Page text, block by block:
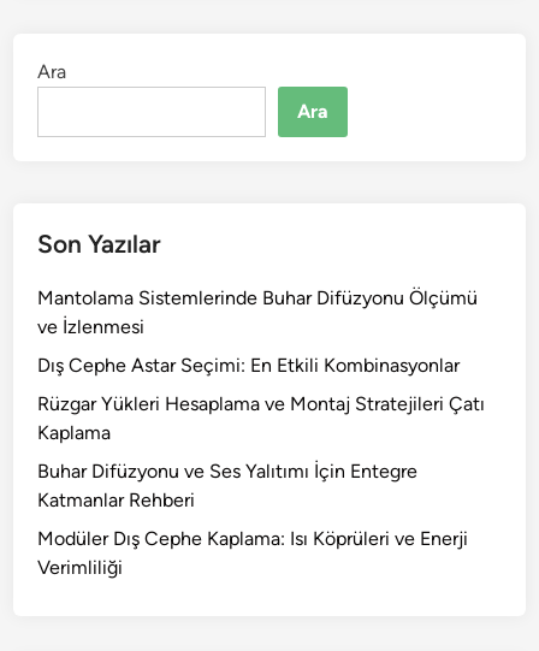
Ara
Ara
Son Yazılar
Mantolama Sistemlerinde Buhar Difüzyonu Ölçümü
ve İzlenmesi
Dış Cephe Astar Seçimi: En Etkili Kombinasyonlar
Rüzgar Yükleri Hesaplama ve Montaj Stratejileri Çatı
Kaplama
Buhar Difüzyonu ve Ses Yalıtımı İçin Entegre
Katmanlar Rehberi
Modüler Dış Cephe Kaplama: Isı Köprüleri ve Enerji
Verimliliği